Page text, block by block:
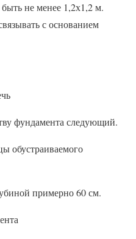
не менее 1,2х1,2 м.
с основанием
фундамента следующий.
обустраиваемого
примерно 60 см.